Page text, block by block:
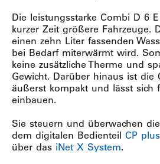
Die leistungsstarke Combi D 6
kurzer Zeit größere Fahrzeuge.
einen zehn Liter fassenden
bei Bedarf miterwärmt wird.
keine zusätzliche Therme und
Gewicht. Darüber hinaus ist die
äußerst kompakt und lässt sich
einbauen.
Sie steuern und überwachen
dem digitalen Bedienteil CP plus
über das iNet X System.